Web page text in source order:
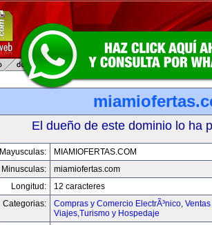
El dueño de este dominio lo ha
Mayusculas:
MIAMIOFERTAS.COM
Minusculas:
miamiofertas.com
Longitud:
12 caracteres
Categorias:
Compras y Comercio ElectrÃ³nico,
Viajes,Turismo y Hospedaje